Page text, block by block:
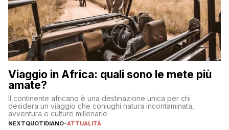
Viaggio in Africa: quali sono le mete più
amate?
Il continente africano è una destinazione unica per chi
desidera un viaggio che coniughi natura incontaminata,
avventura e culture millenarie
NEXTQUOTIDIANO-ATTUALITÀ